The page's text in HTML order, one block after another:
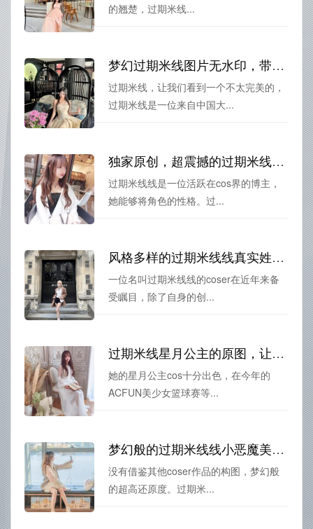
的翘楚，过期米线...
梦幻过期米线图片无水印，带你进入摄影艺术的世界
过期米线，让我们看到一个不太完美的，
过期米线是一位来自中国大...
独家原创，超震撼的过期米线线sama61套照片分享
过期米线线是一位活跃在cos界的博主，
她能够将角色的性格。过...
风格多样的过期米线线真实姓名cos作品，分享给你
一位名叫过期米线线的coser在近年来备
受瞩目，除了自身的创...
过期米线星月公主的原图，让你领略她无与伦比的美貌
她的星月公主cos十分出色，在今年的
ACFUN美少女篮球赛等...
梦幻般的过期米线线小恶魔美图，让你心情愉悦
没有借鉴其他coser作品的构图，梦幻般
的超高还原度。过期米...